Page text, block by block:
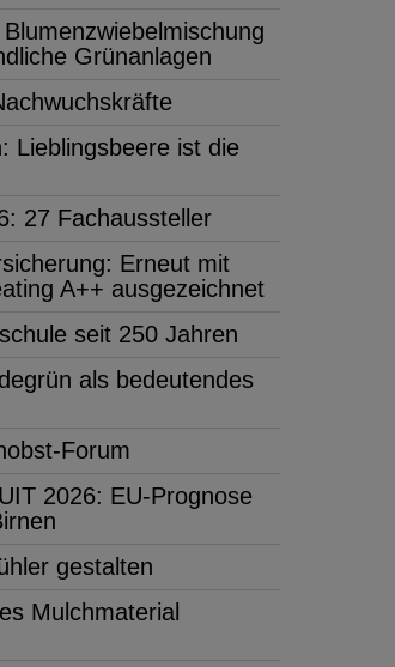
Grünanlagen
Lieblingsbeere ist die
27 Fachaussteller
Erneut mit
A++ ausgezeichnet
seit 250 Jahren
als bedeutendes
Forum
2026: EU-Prognose
gestalten
Mulchmaterial